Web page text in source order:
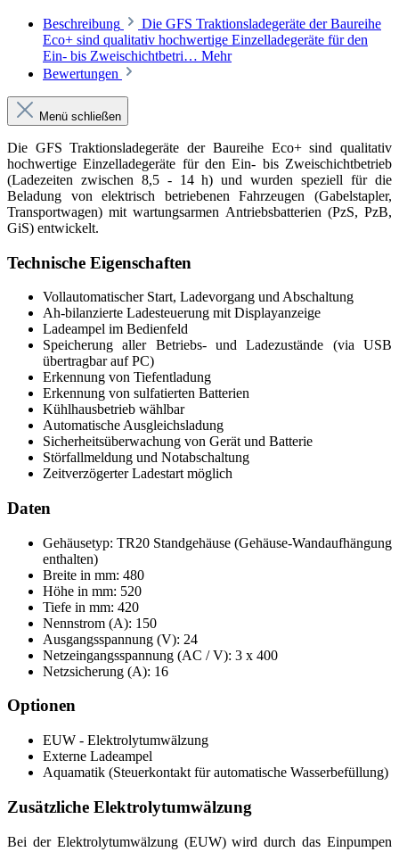
Beschreibung
Die GFS Traktionsladegeräte der Baureihe
Eco+ sind qualitativ hochwertige Einzelladegeräte für den
Ein- bis Zweischichtbetri… Mehr
Bewertungen
Menü schließen
Die GFS Traktionsladegeräte der Baureihe Eco+ sind qualitativ
hochwertige Einzelladegeräte für den Ein- bis Zweischichtbetrieb
(Ladezeiten zwischen 8,5 - 14 h) und wurden speziell für die
Beladung von elektrisch betriebenen Fahrzeugen (Gabelstapler,
Transportwagen) mit wartungsarmen Antriebsbatterien (PzS, PzB,
GiS) entwickelt.
Technische Eigenschaften
Vollautomatischer Start, Ladevorgang und Abschaltung
Ah-bilanzierte Ladesteuerung mit Displayanzeige
Ladeampel im Bedienfeld
Speicherung aller Betriebs- und Ladezustände (via USB
übertragbar auf PC)
Erkennung von Tiefentladung
Erkennung von sulfatierten Batterien
Kühlhausbetrieb wählbar
Automatische Ausgleichsladung
Sicherheitsüberwachung von Gerät und Batterie
Störfallmeldung und Notabschaltung
Zeitverzögerter Ladestart möglich
Daten
Gehäusetyp: TR20 Standgehäuse (Gehäuse-Wandaufhängung
enthalten)
Breite in mm: 480
Höhe in mm: 520
Tiefe in mm: 420
Nennstrom (A): 150
Ausgangsspannung (V): 24
Netzeingangsspannung (AC / V): 3 x 400
Netzsicherung (A): 16
Optionen
EUW - Elektrolytumwälzung
Externe Ladeampel
Aquamatik (Steuerkontakt für automatische Wasserbefüllung)
Zusätzliche Elektrolytumwälzung
Bei der Elektrolytumwälzung (EUW) wird durch das Einpumpen